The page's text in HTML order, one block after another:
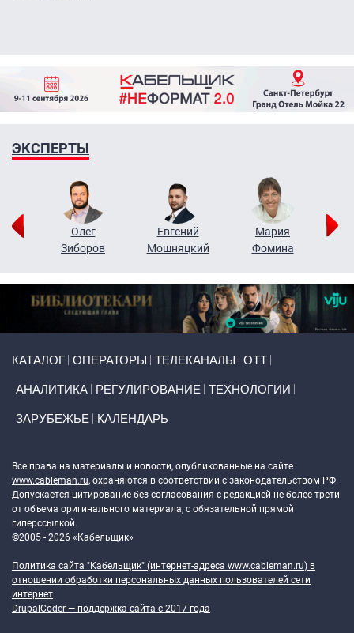
ЭКСПЕРТЫ
Олег
Зиборов
Евгений
Мошняцкий
Мария
Фомина
КАТАЛОГ ОПЕРАТОРЫ ТЕЛЕКАНАЛЫ ОТТ
АНАЛИТИКА РЕГУЛИРОВАНИЕ ТЕХНОЛОГИИ
ЗАРУБЕЖЬЕ КАЛЕНДАРЬ
Все права на материалы и новости, опубликованные на сайте
www.cableman.ru, охраняются в соответствии с законодательством РФ.
Допускается цитирование без согласования с редакцией не более трети
от объема оригинального материала, с обязательной прямой
гиперссылкой.
©2005 - 2026 «Кабельщик»
Политика сайта "Кабельщик" (интернет-адреса www.cableman.ru) в
отношении обработки персональных данных пользователей сети
интернет
DrupalCoder — поддержка сайта c 2017 года